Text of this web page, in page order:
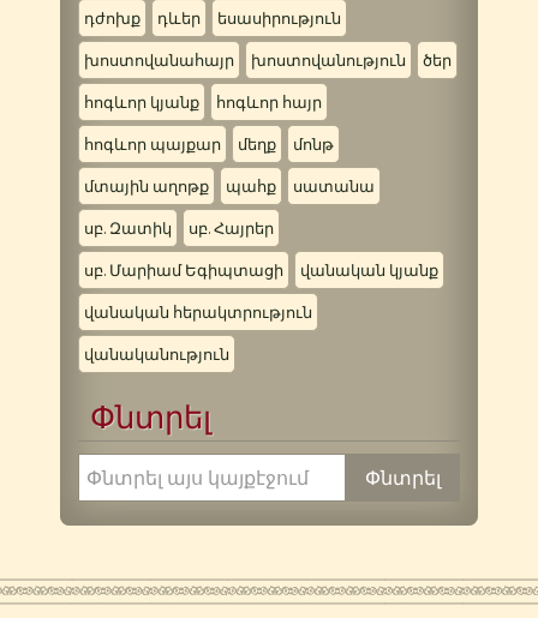
դժոխք դևեր եսասիրություն
խոստովանահայր խոստովանություն ծեր
հոգևոր կյանք հոգևոր հայր
հոգևոր պայքար մեղք մոնթ
մտային աղոթք պահք սատանա
սբ. Զատիկ սբ. Հայրեր
սբ. Մարիամ Եգիպտացի վանական կյանք
վանական հերակտրություն
վանականություն
Փնտրել